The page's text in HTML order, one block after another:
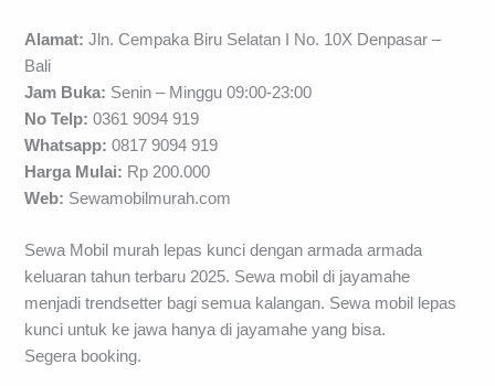
Alamat: Jln. Cempaka Biru Selatan I No. 10X Denpasar –
Bali
Jam Buka: Senin – Minggu 09:00-23:00
No Telp: 0361 9094 919
Whatsapp: 0817 9094 919
Harga Mulai: Rp 200.000
Web: Sewamobilmurah.com
Sewa Mobil murah lepas kunci dengan armada armada
keluaran tahun terbaru 2025. Sewa mobil di jayamahe
menjadi trendsetter bagi semua kalangan. Sewa mobil lepas
kunci untuk ke jawa hanya di jayamahe yang bisa.
Segera booking.